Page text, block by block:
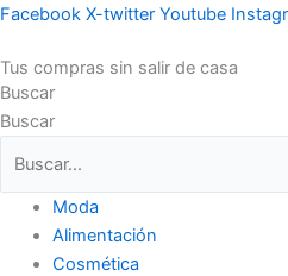
Ir
contenido
Facebook X-twitter Youtube
Tus compras sin salir de casa
Buscar
Buscar
Moda
Alimentación
Cosmética